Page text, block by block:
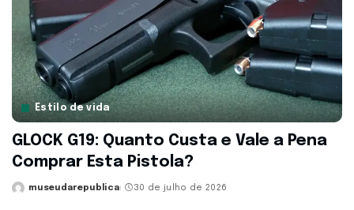
Estilo de vida
GLOCK G19: Quanto Custa e Vale a Pena
Comprar Esta Pistola?
Posted
museudarepublica 30 de julho de 2026